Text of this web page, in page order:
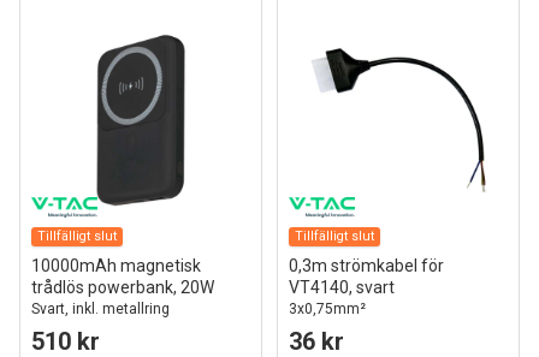
Tillfälligt slut
10000mAh magnetisk
trådlös powerbank, 20W
Svart, inkl. metallring
510 kr
Tillfälligt slut
0,3m strömkabel för
VT4140, svart
3x0,75mm²
36 kr